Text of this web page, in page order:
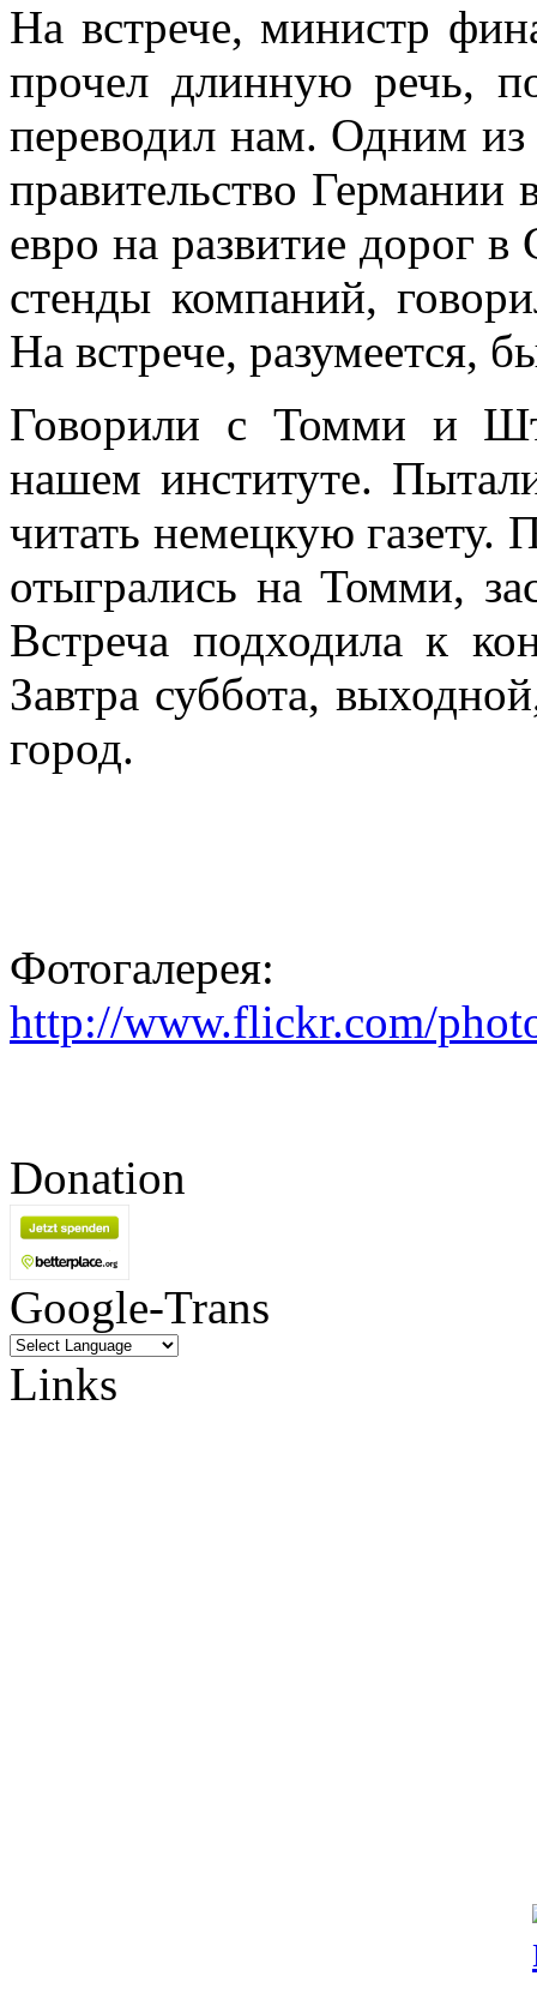
На встрече, министр
прочел длинную речь,
переводил нам. Одним
правительство
евро на развитие дорог
стенды компаний,
На встрече, разумеется,
Говорили с Томми и
нашем институте.
читать немецкую газету.
отыгрались на Томми,
Встреча подходила к
Завтра суббота,
город.
Фотогалерея:
http://www.flickr.com/
Donation
Google-Trans
Links